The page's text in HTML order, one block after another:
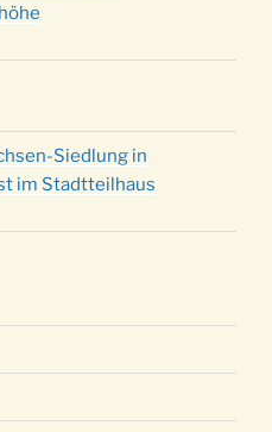
in der Kirche um
ev. Jugend in der Kirche
in der Kirche um
Siedlung in
im Stadtteilhaus